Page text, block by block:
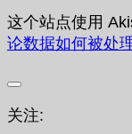
这个站点使用
论数据如何被处
关注: